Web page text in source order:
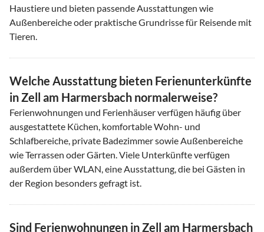
Haustiere und bieten passende Ausstattungen wie
Außenbereiche oder praktische Grundrisse für Reisende mit
Tieren.
Welche Ausstattung bieten Ferienunterkünfte
in Zell am Harmersbach normalerweise?
Ferienwohnungen und Ferienhäuser verfügen häufig über
ausgestattete Küchen, komfortable Wohn- und
Schlafbereiche, private Badezimmer sowie Außenbereiche
wie Terrassen oder Gärten. Viele Unterkünfte verfügen
außerdem über WLAN, eine Ausstattung, die bei Gästen in
der Region besonders gefragt ist.
Sind Ferienwohnungen in Zell am Harmersbach